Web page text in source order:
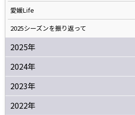
愛媛Life
2025シーズンを振り返って
2025年
2024年
2023年
2022年